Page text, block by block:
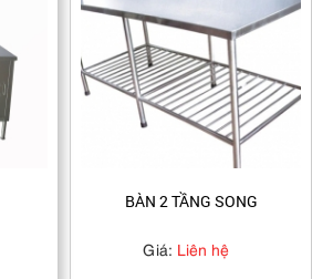
Chậu Rửa 1 Hộc
Giá: Liên hệ